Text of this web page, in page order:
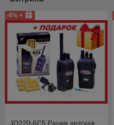
-8% +
JQ220-6C5 Рация детская,